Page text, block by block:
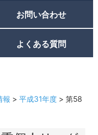
お問い合わせ
よくある質問
報 >平成31年度 >第58